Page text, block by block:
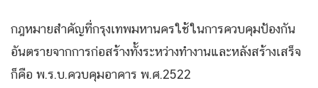
กฎหมายสำคัญที่กรุงเทพมหานครใช้ในการควบคุมป้องกัน
อันตรายจากการก่อสร้างทั้งระหว่างทำงานและหลังสร้างเสร็จ
ก็คือ พ.ร.บ.ควบคุมอาคาร พ.ศ.2522